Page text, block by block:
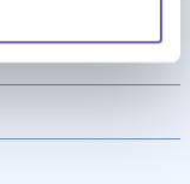
Ate - Lima, Perú